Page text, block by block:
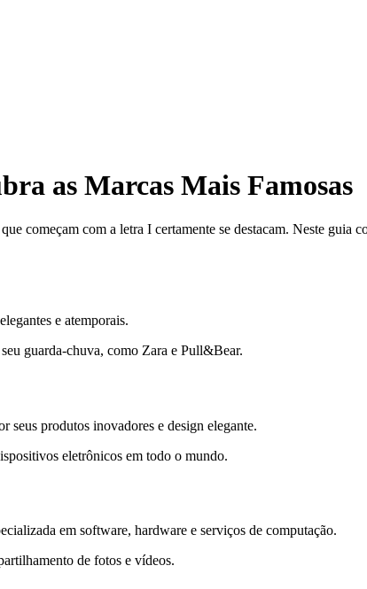
as Marcas Mais Famosas
começam com a letra I certamente se destacam. Neste guia
e atemporais.
guarda-chuva, como Zara e Pull&Bear.
seus produtos inovadores e design elegante.
eletrônicos em todo o mundo.
em software, hardware e serviços de computação.
de fotos e vídeos.